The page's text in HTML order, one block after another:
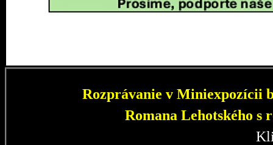
Rozprávanie v Miniexpozícii
Romana Lehotského s